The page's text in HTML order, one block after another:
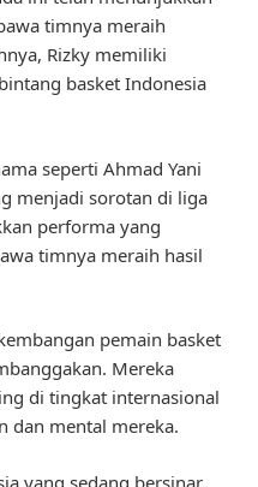
timnya meraih
Rizky memiliki
basket Indonesia
seperti Ahmad Yani
menjadi sorotan di liga
performa yang
timnya meraih hasil
pemain basket
Mereka
di tingkat internasional
dan mental mereka.
yang sedang bersinar